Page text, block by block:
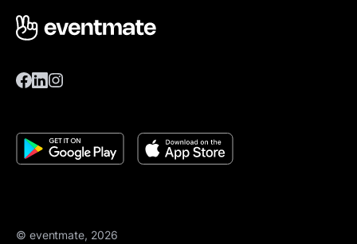
© eventmate, 2026